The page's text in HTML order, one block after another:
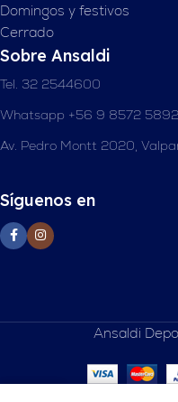
Domingos y festivos
Cerrado
Sobre Ansaldi
Tel. 32 2544600
Whatsapp +56 9 8572 5892
Av. Pedro Montt 2020,
Síguenos en
Ansaldi